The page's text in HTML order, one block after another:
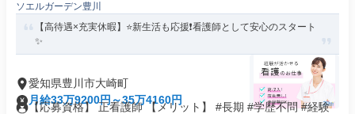
ソエルガーデン豊川
【高待遇×充実休暇】⭐新生活も応援❗️看護師として安心のスタート
✨
愛知県豊川市大崎町
月給33万9200円～35万4160円
【応募資格】 正看護師 【メリット】 #長期 #学歴不問 #経験